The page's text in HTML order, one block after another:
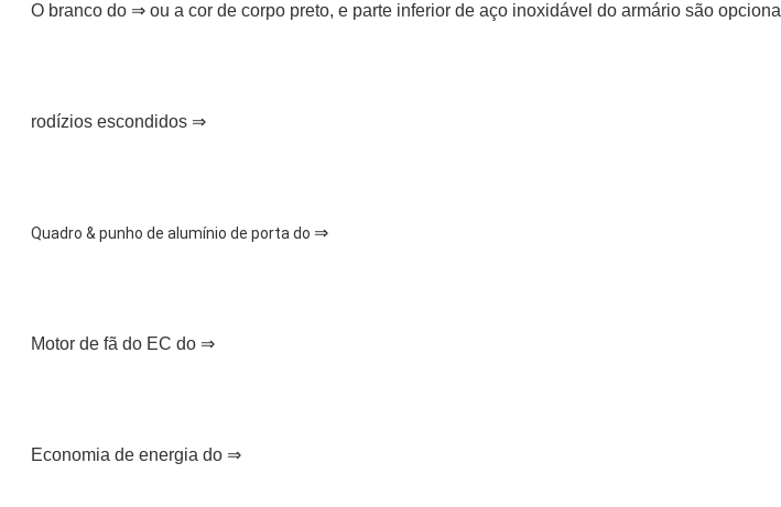
O branco do ⇒ ou a cor de corpo preto, e parte inferior de aço inoxidável do armário são opcional
rodízios escondidos ⇒
Quadro & punho de alumínio de porta do ⇒
Motor de fã do EC do ⇒
Economia de energia do ⇒